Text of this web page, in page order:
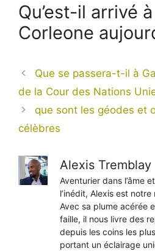
Qu’est-il arrivé
Corleone
Que se passera-t-il à
de la Cour des Nations
que sont les géodes et
célèbres
Alexis Tremblay
Aventurier dans l’âme
l’inédit, Alexis est
Avec sa plume acérée
faille, il nous livre des
depuis les coins les
portant un éclairage